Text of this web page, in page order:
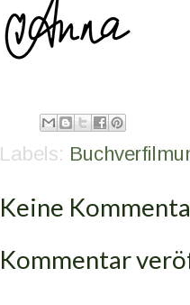
Labels:
Keine
Kommentar